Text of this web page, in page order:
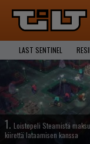
LAST SENTINEL
1. Loistopeli Steamistä
kiirettä lataamisen kanssa